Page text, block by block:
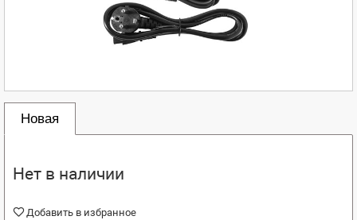
Новая
Нет в наличии
Добавить в избранное